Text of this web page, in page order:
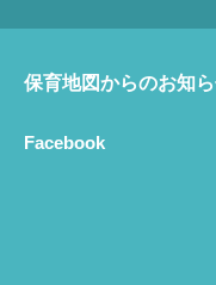
保育地図からのお知
Facebook